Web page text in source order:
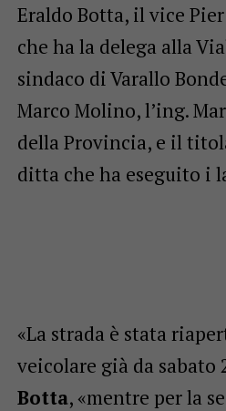
Eraldo Botta, il vice
che ha la delega alla
sindaco di Varallo
Marco Molino, l’ing.
della Provincia, e il
ditta che ha eseguito i
«La strada è stata
veicolare già da sabato
Botta, «mentre per la